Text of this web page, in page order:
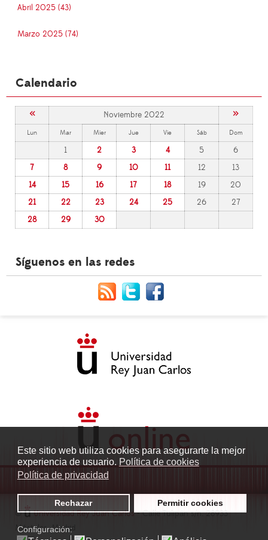
Este sitio web utiliza cookies para asegurarte la mejor
experiencia de usuario. Política de cookies
Política de privacidad
Rechazar Permitir cookies
Configuración:
Abril 2025 (43)
Marzo 2025 (74)
Calendario
« Noviembre 2022 »
Lun Mar Mier Jue Vie Sáb Dom
1 2 3 4 5
6
7
8 9 10 11 12
13
14
15 16 17 18 19
20
21
22 23 24 25 26
27
28
29 30
Síguenos en las redes
© Universidad Rey Juan Carlos- Calle Tulipán s/n. 28933
Móstoles. Madrid